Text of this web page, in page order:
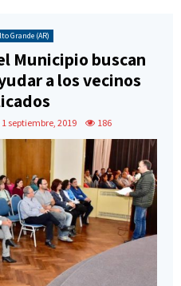
Grande (AR)
Municipio buscan
a los vecinos
1 septiembre, 2019 186